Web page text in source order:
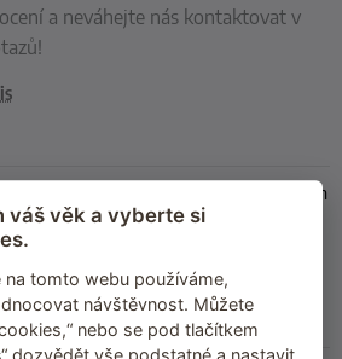
a neváhejte nás kontaktovat v
81 cm (včetně poutka), délka třásní 43 cm
růžové zlato
(neobsahuje nikl)
váš věk a vyberte si
na tomto webu používáme,
návštěvnost. Můžete
nebo se pod tlačítkem